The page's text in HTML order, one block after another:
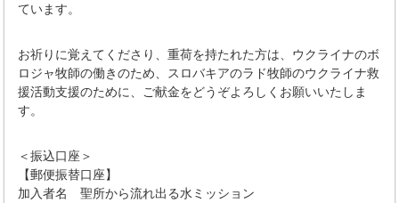
ています。
お祈りに覚えてくださり、重荷を持たれた方は、ウクライナのボ
ロジャ牧師の働きのため、スロバキアのラド牧師のウクライナ救
援活動支援のために、ご献金をどうぞよろしくお願いいたしま
す。
＜振込口座＞
【郵便振替口座】
加入者名 聖所から流れ出る水ミッション